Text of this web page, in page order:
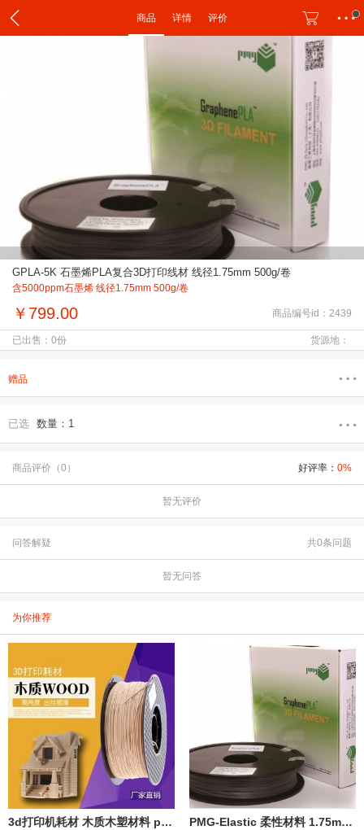
商品 详情 评价
GPLA-5K 石墨烯PLA复合3D打印线材 线径1.75mm 500g/卷
含5000ppm石墨烯 线径1.75mm 500g/卷
￥799.00 商品编号id：2439
已出售：0份 货源地：
赠品
已选 数量：1
商品评价（0） 好评率： 0%
暂无评价
问答解疑 共0条问题
暂无问答
为你推荐
3d打印机耗材 木质木塑材料 pla 1.75 木色 木纹纤维 线材0.5/1kg PMG-Elastic 柔性材料 1.75mm/3.00mm 500g/卷